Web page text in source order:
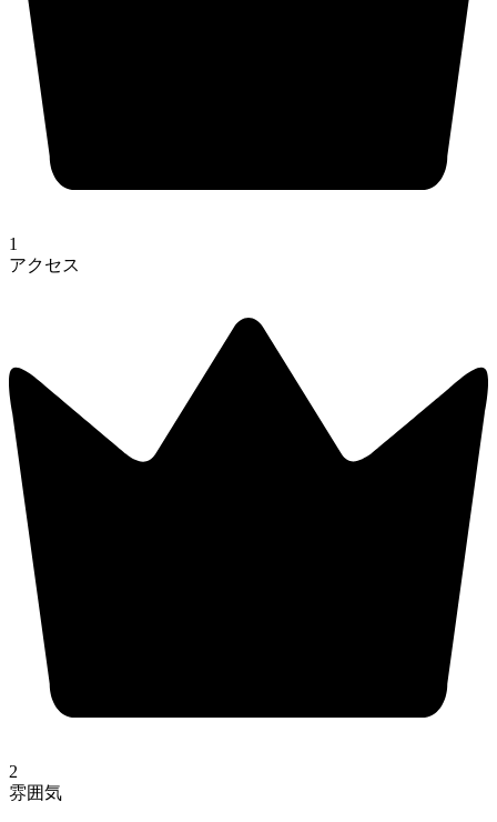
1
アクセス
2
雰囲気